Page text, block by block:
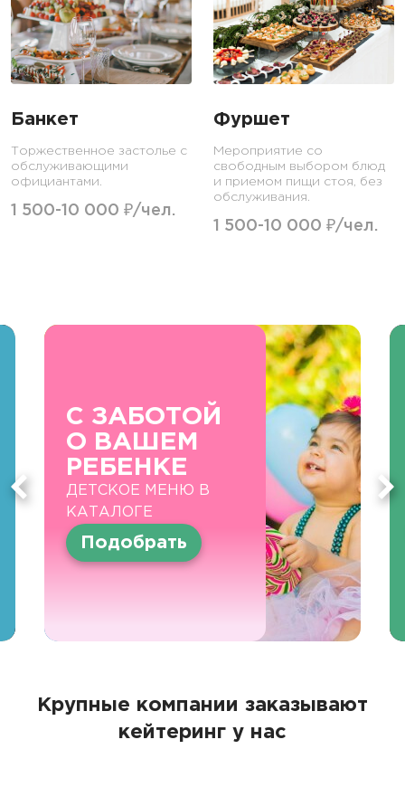
Банкет
Торжественное застолье с
обслуживающими
официантами.
1 500-10 000 ₽/чел.
Фуршет
Мероприятие со
свободным выбором блюд
и приемом пищи стоя, без
обслуживания.
1 500-10 000 ₽/чел.
С ЗАБОТОЙ
О ВАШЕМ
РЕБЕНКЕ
ДЕТСКОЕ МЕНЮ В
КАТАЛОГЕ
Подобрать
Крупные компании заказывают
кейтеринг у нас